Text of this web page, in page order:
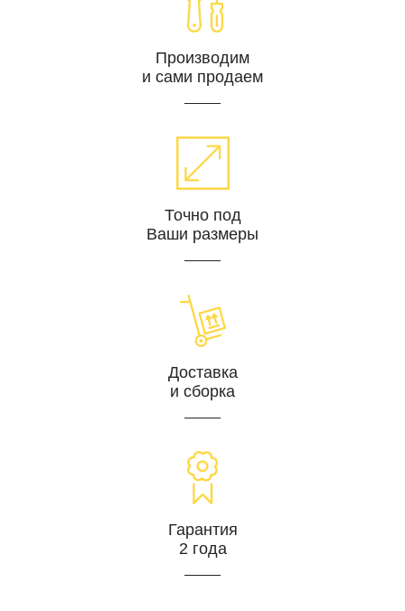
Производим
и сами продаем
Точно под
Ваши размеры
Доставка
и сборка
Гарантия
2 года